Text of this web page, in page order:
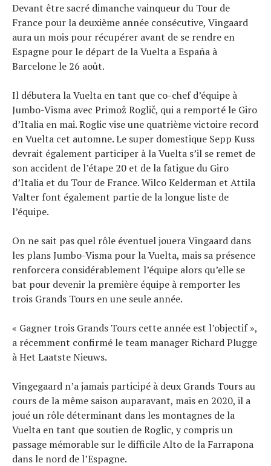
Devant être sacré dimanche vainqueur du Tour de
France pour la deuxième année consécutive, Vingaard
aura un mois pour récupérer avant de se rendre en
Espagne pour le départ de la Vuelta a España à
Barcelone le 26 août.
Il débutera la Vuelta en tant que co-chef d’équipe à
Jumbo-Visma avec Primož Roglič, qui a remporté le Giro
d’Italia en mai. Roglic vise une quatrième victoire record
en Vuelta cet automne. Le super domestique Sepp Kuss
devrait également participer à la Vuelta s’il se remet de
son accident de l’étape 20 et de la fatigue du Giro
d’Italia et du Tour de France. Wilco Kelderman et Attila
Valter font également partie de la longue liste de
l’équipe.
On ne sait pas quel rôle éventuel jouera Vingaard dans
les plans Jumbo-Visma pour la Vuelta, mais sa présence
renforcera considérablement l’équipe alors qu’elle se
bat pour devenir la première équipe à remporter les
trois Grands Tours en une seule année.
« Gagner trois Grands Tours cette année est l’objectif »,
a récemment confirmé le team manager Richard Plugge
à Het Laatste Nieuws.
Vingegaard n’a jamais participé à deux Grands Tours au
cours de la même saison auparavant, mais en 2020, il a
joué un rôle déterminant dans les montagnes de la
Vuelta en tant que soutien de Roglic, y compris un
passage mémorable sur le difficile Alto de la Farrapona
dans le nord de l’Espagne.